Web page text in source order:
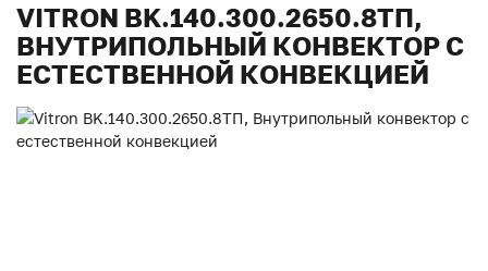
VITRON BK.140.300.2650.8ТП,
ВНУТРИПОЛЬНЫЙ КОНВЕКТОР С
ЕСТЕСТВЕННОЙ КОНВЕКЦИЕЙ